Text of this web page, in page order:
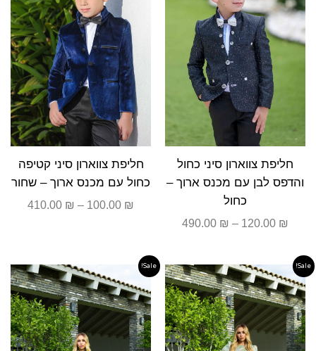
חליפת צווארון סיני כחול
והדפס לבן עם מכנס ארוך –
כחול
120.00 ₪
–
490.00 ₪
חליפת צווארון סיני קטיפה
כחול עם מכנס ארוך – שחור
100.00 ₪
–
410.00 ₪
Sale!
המחיר
המקורי
היה:
890.00 ₪.
המחיר
הנוכחי
הוא:
790.00 ₪.
Sale!
המחיר
המקורי
היה:
790.00 ₪.
המחיר
הנוכחי
הוא:
₪.